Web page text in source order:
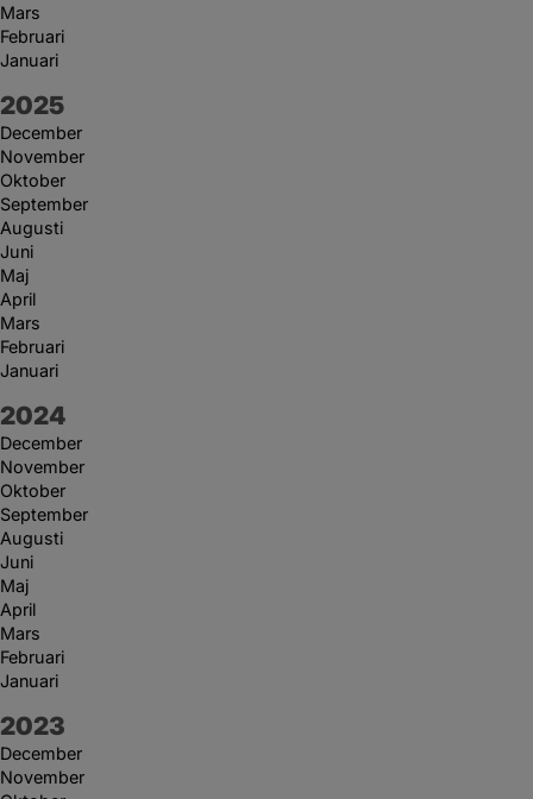
Mars
Februari
Januari
År:
2025
December
November
Oktober
September
Augusti
Juni
Maj
April
Mars
Februari
Januari
År:
2024
December
November
Oktober
September
Augusti
Juni
Maj
April
Mars
Februari
Januari
År:
2023
December
November